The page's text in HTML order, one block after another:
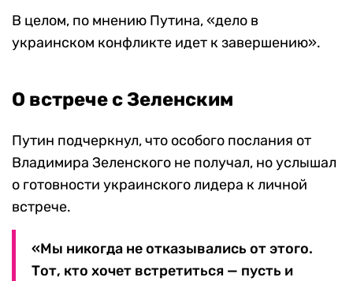
В целом, по мнению Путина, «дело в
украинском конфликте идет к завершению».
О встрече с Зеленским
Путин подчеркнул, что особого послания от
Владимира Зеленского не получал, но услышал
о готовности украинского лидера к личной
встрече.
«Мы никогда не отказывались от этого.
Тот, кто хочет встретиться — пусть и